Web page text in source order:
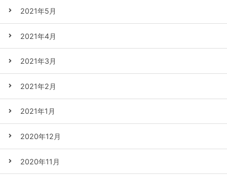
2021年5月
2021年4月
2021年3月
2021年2月
2021年1月
2020年12月
2020年11月